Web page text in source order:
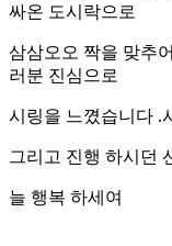
싸온 도시락으로
삼삼오오 짝을 맞추
러분 진심으로
시링을 느꼈습니다 .
그리고 진행 하시던
늘 행복 하세여